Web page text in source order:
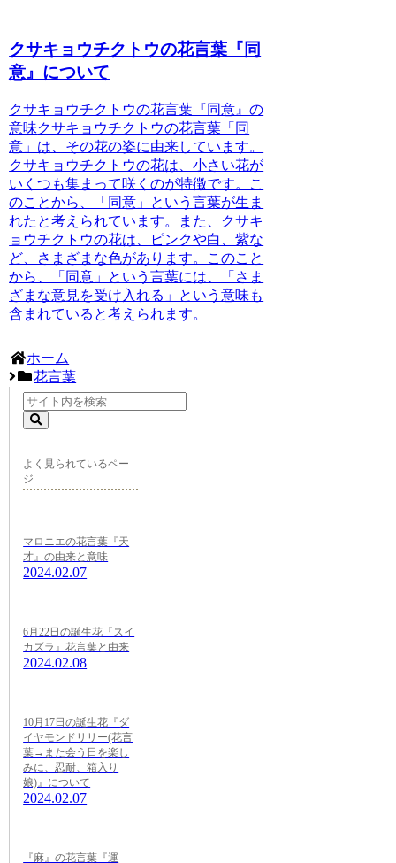
クサキョウチクトウの花言葉『同
意』について
クサキョウチクトウの花言葉『同意』の
意味クサキョウチクトウの花言葉「同
意」は、その花の姿に由来しています。
クサキョウチクトウの花は、小さい花が
いくつも集まって咲くのが特徴です。こ
のことから、「同意」という言葉が生ま
れたと考えられています。また、クサキ
ョウチクトウの花は、ピンクや白、紫な
ど、さまざまな色があります。このこと
から、「同意」という言葉には、「さま
ざまな意見を受け入れる」という意味も
含まれていると考えられます。
ホーム
花言葉
よく見られているペー
ジ
マロニエの花言葉『天
才』の由来と意味
2024.02.07
6月22日の誕生花『スイ
カズラ』花言葉と由来
2024.02.08
10月17日の誕生花『ダ
イヤモンドリリー(花言
葉→また会う日を楽し
みに、忍耐、箱入り
娘)』について
2024.02.07
『麻』の花言葉『運